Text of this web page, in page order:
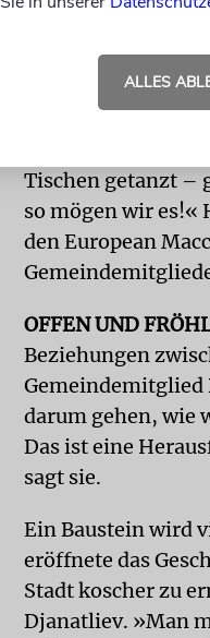
eigenen Familie
Ob Besuche in
gemeinsam in die
Tischen getanzt –
so mögen wir es!«
den European
OFFEN UND
Beziehungen
Gemeindemitglied
darum gehen, wie
Das ist eine
sagt sie.
Ein Baustein wird
eröffnete das
Stadt koscher zu
Djanatliev. »Man
ALLES